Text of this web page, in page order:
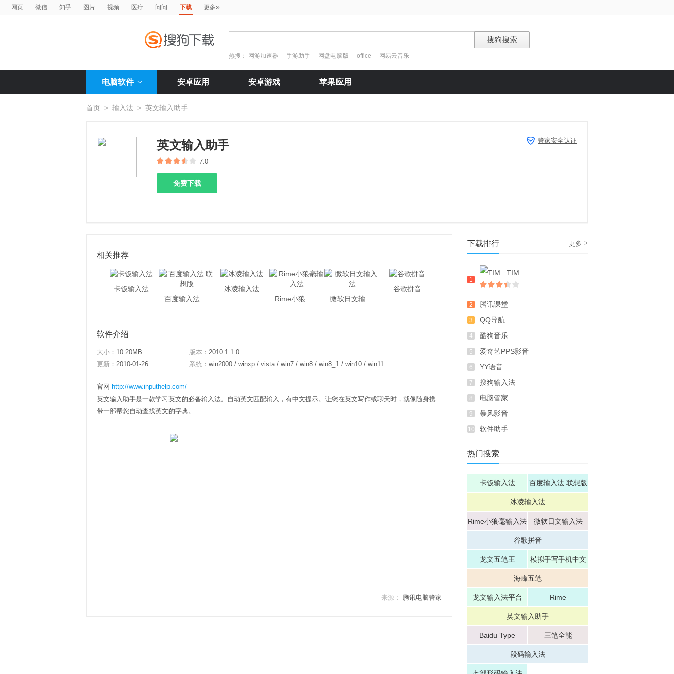
网页 微信 知乎 图片 视频 医疗 问问 下载 更多»
热搜： 网游加速器 手游助手 网盘电脑版 office 网易云音乐
电脑软件 安卓应用 安卓游戏 苹果应用
首页 > 输入法 > 英文输入助手
英文输入助手
7.0
免费下载
管家安全认证
相关推荐
卡饭输入法
冰凌输入法
谷歌拼音
软件介绍
大小： 10.20MB 版本： 2010.1.1.0
更新： 2010-01-26 系统： win2000 / winxp / vista / win7 / win8 / win8_1 / win10 / win11
官网 http://www.inputhelp.com/
英文输入助手是一款学习英文的必备输入法。自动英文匹配输入，有中文提示。让您在英文写作或聊天时，就像随身携
带一部帮您自动查找英文的字典。
来源： 腾讯电脑管家
下载排行 更多 >
1
TIM
2 腾讯课堂
3 QQ导航
4 酷狗音乐
5 爱奇艺PPS影音
6 YY语音
7 搜狗输入法
8 电脑管家
9 暴风影音
10 软件助手
热门搜索
卡饭输入法 百度输入法 联想版
冰凌输入法
Rime小狼毫输入法 微软日文输入法
谷歌拼音
龙文五笔王 模拟手写手机中文
输入法神笔数码
海峰五笔
龙文输入法平台 Rime
英文输入助手
Baidu Type 三笔全能
段码输入法